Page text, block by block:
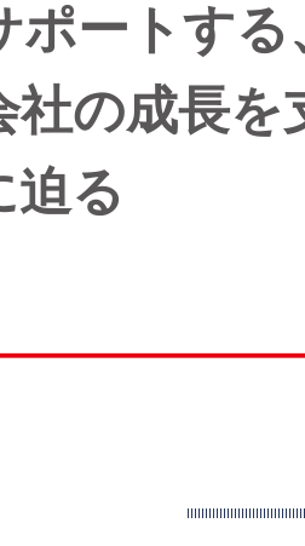
ポートする
社の成長を
迫る